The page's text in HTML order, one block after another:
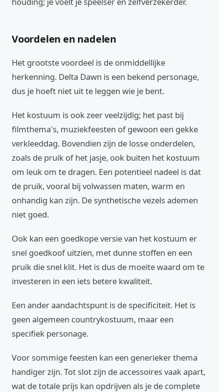
Voordelen en nadelen
Het grootste voordeel is de onmiddellijke
herkenning. Delta Dawn is een bekend personage,
dus je hoeft niet uit te leggen wie je bent.
Het kostuum is ook zeer veelzijdig; het past bij
filmthema's, muziekfeesten of gewoon een gekke
verkleeddag. Bovendien zijn de losse onderdelen,
zoals de pruik of het jasje, ook buiten het kostuum
om leuk om te dragen. Een potentieel nadeel is dat
de pruik, vooral bij volwassen maten, warm en
onhandig kan zijn. De synthetische vezels ademen
niet goed.
Ook kan een goedkope versie van het kostuum er
snel goedkoof uitzien, met dunne stoffen en een
pruik die snel klit. Het is dus de moeite waard om te
investeren in een iets betere kwaliteit.
Een ander aandachtspunt is de specificiteit. Het is
geen algemeen countrykostuum, maar een
specifiek personage.
Voor sommige feesten kan een generieker thema
handiger zijn. Tot slot zijn de accessoires vaak apart,
wat de totale prijs kan opdrijven als je de complete